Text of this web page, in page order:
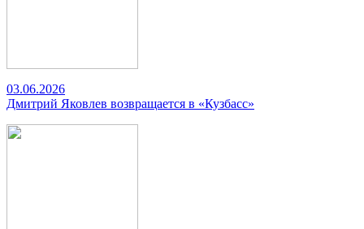
03.06.2026
Дмитрий Яковлев возвращается в «Кузбасс»